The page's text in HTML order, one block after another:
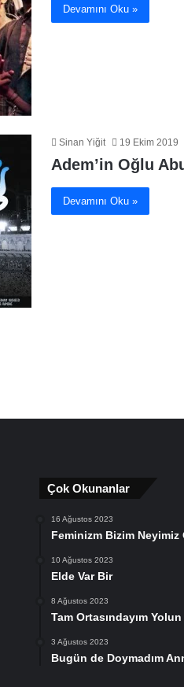
Devamını Oku »
Sinan Yiğit 19 Ekim 2019
Adem’in Oğlu
Devamını Oku »
Çok Okunanlar
16 Ağustos 2023
Feminizm Bizim Neyimiz
10 Ağustos 2023
Elde Var Bir
8 Ağustos 2023
Tam Ortasındayım Yolun
3 Ağustos 2023
Bugün de Doymadım